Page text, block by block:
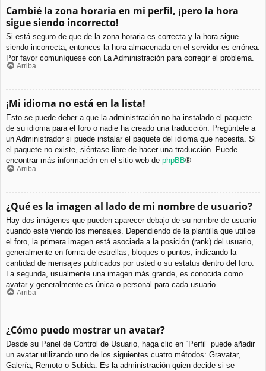
Cambié la zona horaria en mi perfil, ¡pero la hora
sigue siendo incorrecto!
Si está seguro de que de la zona horaria es correcta y la hora sigue
siendo incorrecta, entonces la hora almacenada en el servidor es errónea.
Por favor comuníquese con La Administración para corregir el problema.
Arriba
¡Mi idioma no está en la lista!
Esto se puede deber a que la administración no ha instalado el paquete
de su idioma para el foro o nadie ha creado una traducción. Pregúntele a
un Administrador si puede instalar el paquete del idioma que necesita. Si
el paquete no existe, siéntase libre de hacer una traducción. Puede
encontrar más información en el sitio web de phpBB®
Arriba
¿Qué es la imagen al lado de mi nombre de usuario?
Hay dos imágenes que pueden aparecer debajo de su nombre de usuario
cuando esté viendo los mensajes. Dependiendo de la plantilla que utilice
el foro, la primera imagen está asociada a la posición (rank) del usuario,
generalmente en forma de estrellas, bloques o puntos, indicando la
cantidad de mensajes publicados por usted o su estatus dentro del foro.
La segunda, usualmente una imagen más grande, es conocida como
avatar y generalmente es única o personal para cada usuario.
Arriba
¿Cómo puedo mostrar un avatar?
Desde su Panel de Control de Usuario, haga clic en “Perfil” puede añadir
un avatar utilizando uno de los siguientes cuatro métodos: Gravatar,
Galería, Remoto o Subida. Es la administración quien decide si se